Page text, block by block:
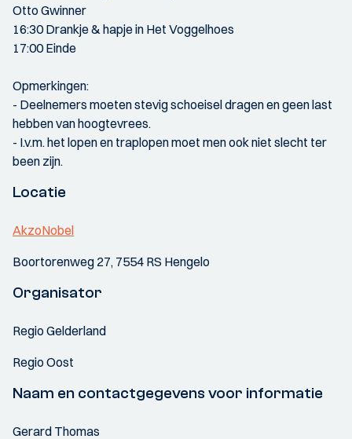
Otto Gwinner
16:30 Drankje & hapje in Het Voggelhoes
17:00 Einde
Opmerkingen:
- Deelnemers moeten stevig schoeisel dragen en geen last
hebben van hoogtevrees.
- I.v.m. het lopen en traplopen moet men ook niet slecht ter
been zijn.
Locatie
AkzoNobel
Boortorenweg 27, 7554 RS Hengelo
Organisator
Regio Gelderland
Regio Oost
Naam en contactgegevens voor informatie
Gerard Thomas